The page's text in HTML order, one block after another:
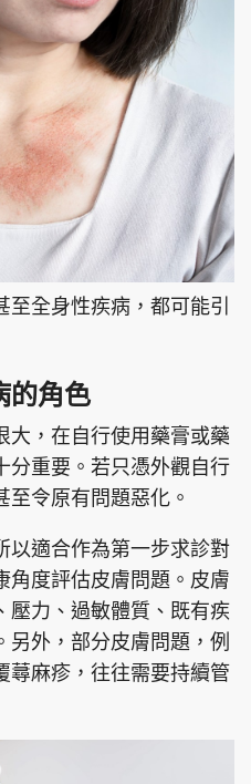
全身性疾病，都可能引
的角色
大，在自行使用藥膏或藥
分重要。若只憑外觀自行
令原有問題惡化。
以適合作為第一步求診對
角度評估皮膚問題。皮膚
壓力、過敏體質、既有疾
另外，部分皮膚問題，例
蕁麻疹，往往需要持續管